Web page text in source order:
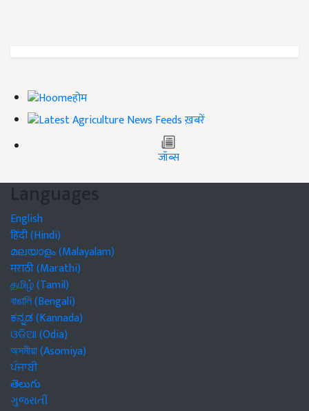
होम
ख़बरें
जॉब्स
Languages
English
हिंदी (Hindi)
മലയാളം (Malayalam)
मराठी (Marathi)
தமிழ் (Tamil)
বাঙালি (Bengali)
ಕನ್ನಡ (Kannada)
ଓଡିଆ (Odia)
অসমীয়া (Asomiya)
ਪੰਜਾਬੀ
తెలుగు
ગુજરાતી